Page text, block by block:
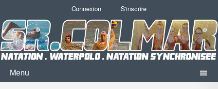
Connexion S'inscrire
Menu